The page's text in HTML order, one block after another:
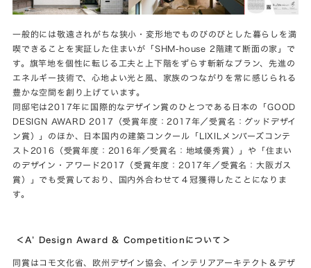
一般的には敬遠されがちな狭小・変形地でものびのびとした暮らしを満
喫できることを実証した住まいが「SHM-house 2階建て断面の家」で
す。旗竿地を個性に転じる工夫と上下階をずらす斬新なプラン、先進の
エネルギー技術で、心地よい光と風、家族のつながりを常に感じられる
豊かな空間を創り上げています。
同邸宅は2017年に国際的なデザイン賞のひとつである日本の「GOOD
DESIGN AWARD 2017（受賞年度：2017年／受賞名：グッドデザイ
ン賞）」のほか、日本国内の建築コンクール「LIXILメンバーズコンテ
スト2016（受賞年度：2016年／受賞名：地域優秀賞）」や「住まい
のデザイン・アワード2017（受賞年度：2017年／受賞名：大阪ガス
賞）」でも受賞しており、国内外合わせて４冠獲得したことになりま
す。
＜A’ Design Award & Competitionについて＞
同賞はコモ文化省、欧州デザイン協会、インテリアアーキテクト＆デザ